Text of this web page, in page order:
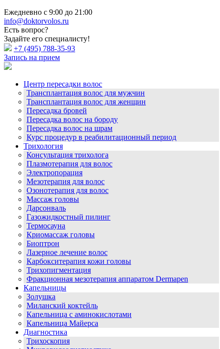
Ежедневно с 9:00 до 21:00
info@doktorvolos.ru
Есть вопрос?
Задайте его специалисту!
+7 (495) 788-35-93
Запись на прием
Центр пересадки волос
Трансплантация волос для мужчин
Трансплантация волос для женщин
Пересадка бровей
Пересадка волос на бороду
Пересадка волос на шрам
Курс процедур в реабилитационный период
Трихология
Консультация трихолога
Плазмотерапия для волос
Электропорация
Мезотерапия для волос
Озонотерапия для волос
Массаж головы
Дарсонваль
Газожидкостный пилинг
Термосауна
Криомассаж головы
Биоптрон
Лазерное лечение волос
Карбокситерапия кожи головы
Трихопигментация
Фракционная мезотерапия аппаратом Dermapen
Капельницы
Золушка
Миланский коктейль
Капельница с аминокислотами
Капельница Майерса
Диагностика
Трихоскопия